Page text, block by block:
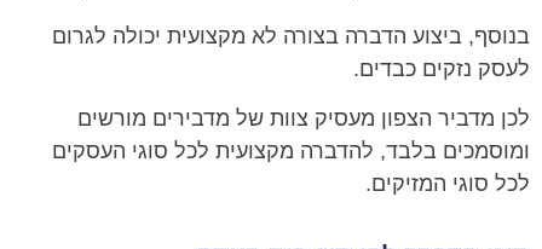
בנוסף, ביצוע הדברה בצורה לא מקצועית יכולה לגרום
לעסק נזקים כבדים.
לכן מדביר הצפון מעסיק צוות של מדבירים מורשים
ומוסמכים בלבד, להדברה מקצועית לכל סוגי העסקים
לכל סוגי המזיקים.